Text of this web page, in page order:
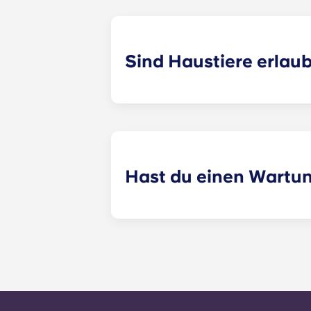
Sind Haustiere
Hast du einen
alle allgemeinen Serviceanfragen